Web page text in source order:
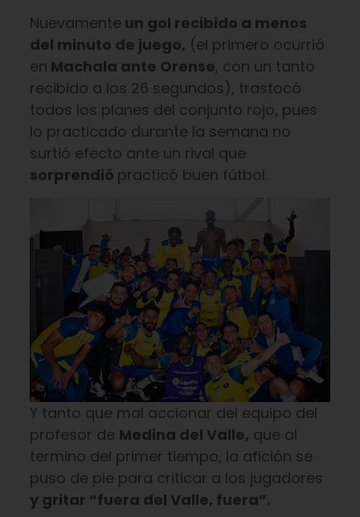
Nuevamente un gol recibido a menos
del minuto de juego, (el primero ocurrió
en Machala ante Orense, con un tanto
recibido a los 26 segundos), trastocó
todos los planes del conjunto rojo, pues
lo practicado durante la semana no
surtió efecto ante un rival que
sorprendió practicó buen fútbol.
Y tanto que mal accionar del equipo del
profesor de Medina del Valle, que al
termino del primer tiempo, la afición se
puso de pie para criticar a los jugadores
y gritar “fuera del Valle, fuera”.